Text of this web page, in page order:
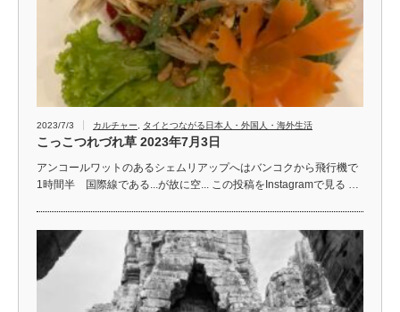
2023/7/3 カルチャー タイとつながる日本人・外国人・海外生活
こっこつれづれ草 2023年7月3日
アンコールワットのあるシェムリアップへはバンコクから飛行機で
1時間半 国際線である...が故に空... この投稿をInstagramで見る …